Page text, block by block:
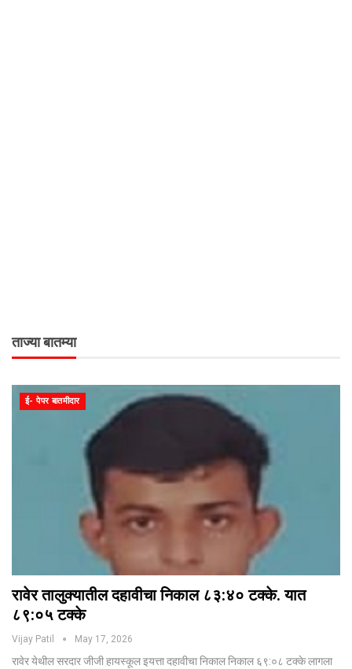
ताज्या बातम्या
ई- पेपर बातमीदार
रावेर तालुक्यातील दहावीचा निकाल ८३:४० टक्के. यात
८९:०५ टक्के
Vijay Patil May 17, 2026
रावेर येथील सरदार जीजी हायस्कूल इयत्ता दहावीचा निकाल निकाल ६९:०८ टक्के लागला